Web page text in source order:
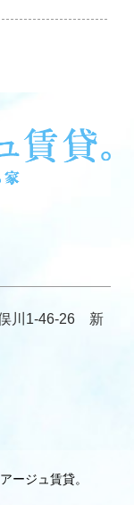
俣川1-46-26 新
ージュ賃貸。